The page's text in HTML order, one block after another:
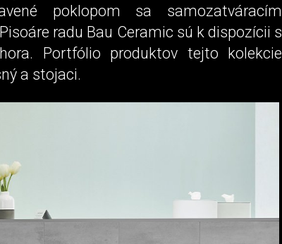
poklopom sa samozatváracím
radu Bau Ceramic sú k dispozícii s
Portfólio produktov tejto kolekcie
a stojaci.